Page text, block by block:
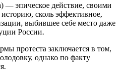
— эпическое действие, своими
сколь эффективное,
выбившее себе место даже
России.
протеста заключается в том,
однако по факту